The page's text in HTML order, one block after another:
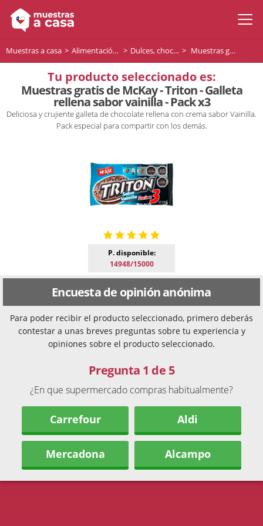
Muestras a casa Alimentación y bebidas Dulces, chocolates y postres Muestras gratis de McKay - Triton - Galleta rellena sabor vainilla - Pack x3
Tu producto seleccionado es:
Muestras gratis de McKay - Triton - Galleta
rellena sabor vainilla - Pack x3
Deliciosa y crujiente galleta de chocolate rellena con crema sabor Vainilla.
Pack especial para compartir con los demás.
P. disponible:
14948/15000
Encuesta de opinión anónima
Para poder recibir el producto seleccionado, primero deberás
contestar a unas breves preguntas sobre tu experiencia y
opiniones sobre el producto seleccionado.
Pregunta 1 de 5
¿En que supermercado compras habitualmente?
Carrefour Aldi
Mercadona Alcampo